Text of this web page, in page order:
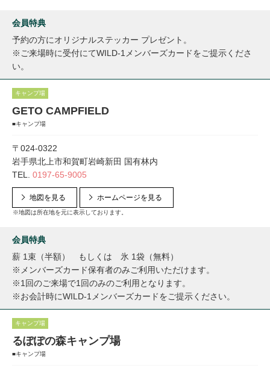
会員特典
予約の方にオリジナルステッカー プレゼント。
※ご来場時に受付にてWILD-1メンバーズカードをご提示くださ
い。
キャンプ場
GETO CAMPFIELD
■キャンプ場
〒024-0322
岩手県北上市和賀町岩崎新田 国有林内
TEL. 0197-65-9005
地図を見る
※地図は所在地を元に表示しております。
ホームページを見る
会員特典
薪 1束（半額） もしくは 氷 1袋（無料）
※メンバーズカード保有者のみご利用いただけます。
※1回のご来場で1回のみのご利用となります。
※お会計時にWILD-1メンバーズカードをご提示ください。
キャンプ場
るぽぽの森キャンプ場
■キャンプ場